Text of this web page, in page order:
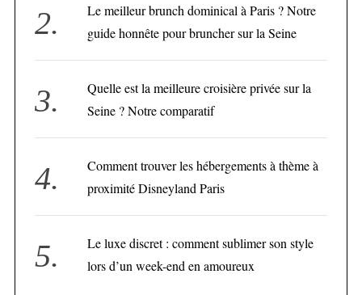
Le meilleur brunch dominical à Paris ? Notre
guide honnête pour bruncher sur la Seine
Quelle est la meilleure croisière privée sur la
Seine ? Notre comparatif
Comment trouver les hébergements à thème à
proximité Disneyland Paris
Le luxe discret : comment sublimer son style
lors d’un week-end en amoureux